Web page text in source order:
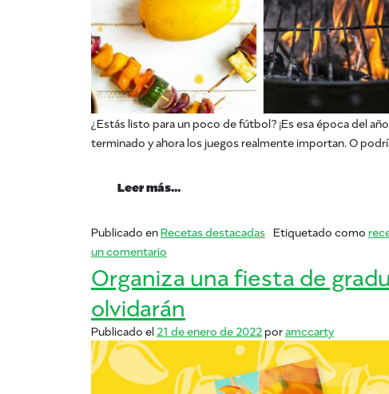
¿Estás listo para un poco de fútbol? ¡Es esa época del
terminado y ahora los juegos realmente importan. O
Leer más…
Publicado enRecetas destacadas Etiquetado como
un comentario
Organiza una fiesta de
olvidarán
Publicado el 21 de enero de 2022poramccarty